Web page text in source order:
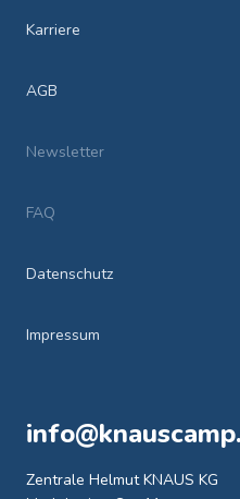
Karriere
AGB
Newsletter
FAQ
Datenschutz
Impressum
Zentrale Helmut KNAUS KG